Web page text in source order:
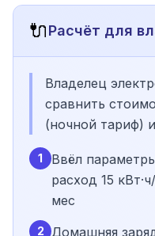
🔌Расчёт для
Владелец
сравнить
(ночной тариф)
1
Ввёл
расход 15
мес
2 Домашняя